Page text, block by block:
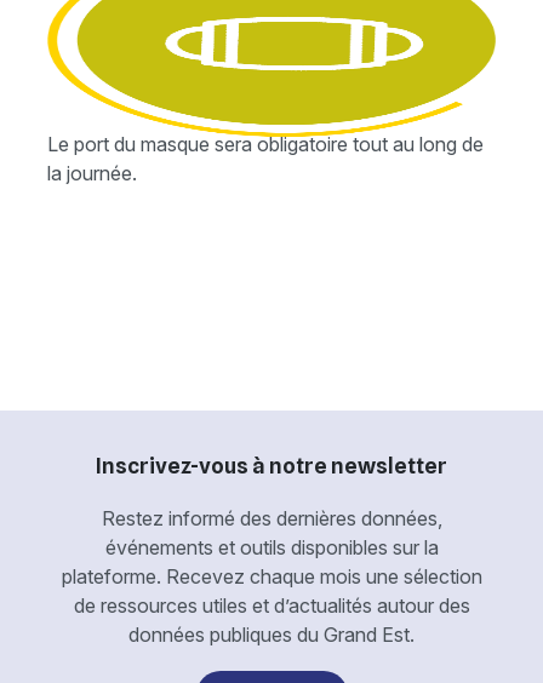
Le port du masque sera obligatoire tout au long de
la journée.
Inscrivez-vous à notre newsletter
Restez informé des dernières données,
événements et outils disponibles sur la
plateforme. Recevez chaque mois une sélection
de ressources utiles et d’actualités autour des
données publiques du Grand Est.